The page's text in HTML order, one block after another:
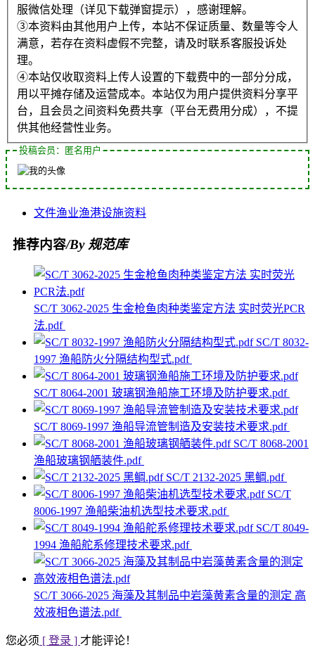
服微信处理（详见下载弹窗提示），感谢理解。
③本资料由其他用户上传，本站不保证质量、数量等令人
满意，若存在资料虚假不完整，请及时联系客服投诉处
理。
④本站仅收取资料上传人设置的下载费中的一部分分成，
用以平摊存储及运营成本。本站仅为用户提供资料分享平
台，且会员之间资料免费共享（平台无费用分成），不提
供其他经营性业务。
投稿会员：匿名用户
文件渔业渔港设施资料
推荐内容/By 规范库
SC/T 3062-2025 生金枪鱼肉种类鉴定方法 实时荧光PCR
法.pdf
SC/T 8032-
1997 渔船防火分隔结构型式.pdf
SC/T 8064-2001 玻璃钢渔船施工环境及防护要求.pdf
SC/T 8069-1997 渔船导流管制造及安装技术要求.pdf
SC/T 8068-2001
渔船玻璃钢舾装件.pdf
SC/T 2132-2025 黑鲷.pdf
SC/T
8006-1997 渔船柴油机选型技术要求.pdf
SC/T 8049-
1994 渔船舵系修理技术要求.pdf
SC/T 3066-2025 海藻及其制品中岩藻黄素含量的测定 高
效液相色谱法.pdf
您必须 [ 登录 ] 才能评论！